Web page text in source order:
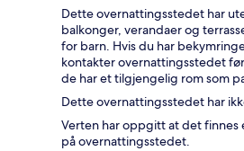
Dette overnattingsstedet har
balkonger, verandaer og
for barn. Hvis du har
kontakter overnattingsstedet
de har et tilgjengelig rom som
Dette overnattingsstedet har
Verten har oppgitt at det finnes
på overnattingsstedet.